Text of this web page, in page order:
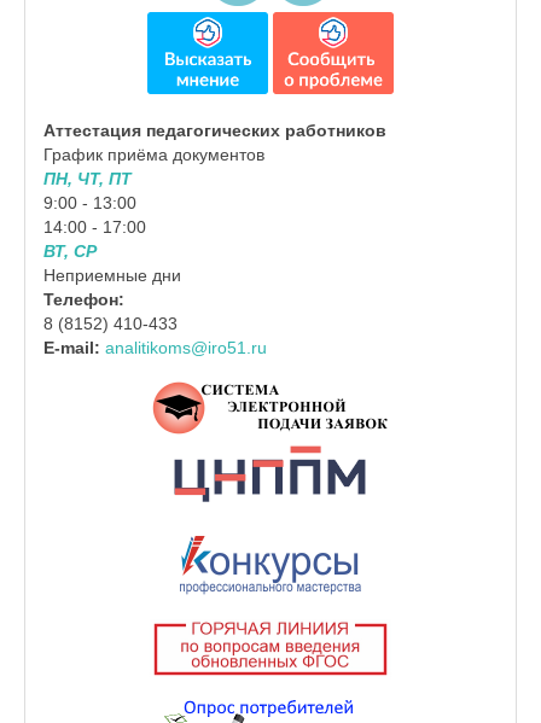
Аттестация педагогических работников
График приёма документов
ПН, ЧТ, ПТ
9:00 - 13:00
14:00 - 17:00
ВТ, СР
Неприемные дни
Телефон:
8 (8152) 410-433
E-mail: analitikoms@iro51.ru